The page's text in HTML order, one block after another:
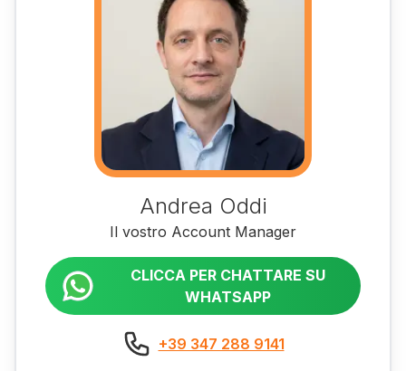
Andrea Oddi
Il vostro Account Manager
CLICCA PER CHATTARE SU
WHATSAPP
+39 347 288 9141